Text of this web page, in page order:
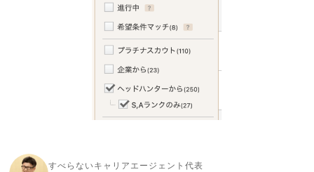
すべらないキャリアエージェント代表